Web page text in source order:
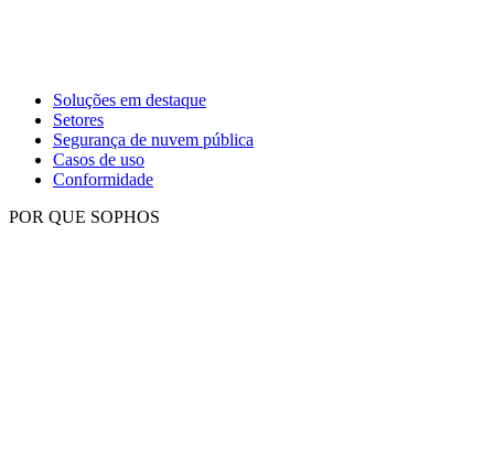
Soluções em destaque
Setores
Segurança de nuvem pública
Casos de uso
Conformidade
POR QUE SOPHOS